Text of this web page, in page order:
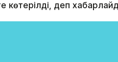
көтерілді, деп